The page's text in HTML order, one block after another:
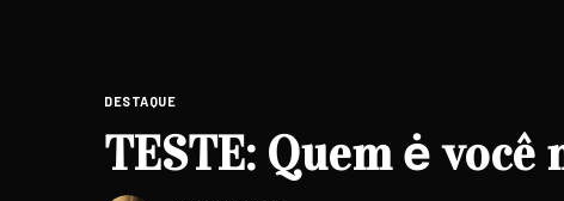
DESTAQUE
TESTE: Quem ė